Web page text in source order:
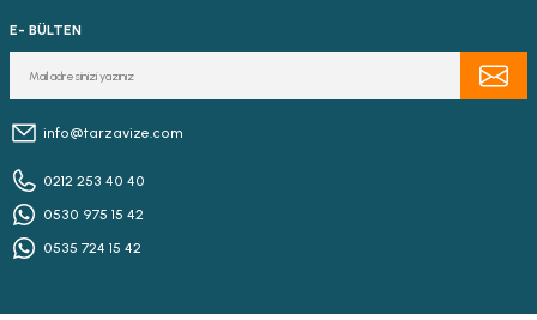
E- BÜLTEN
info@tarzavize.com
0212 253 40 40
0530 975 15 42
0535 724 15 42